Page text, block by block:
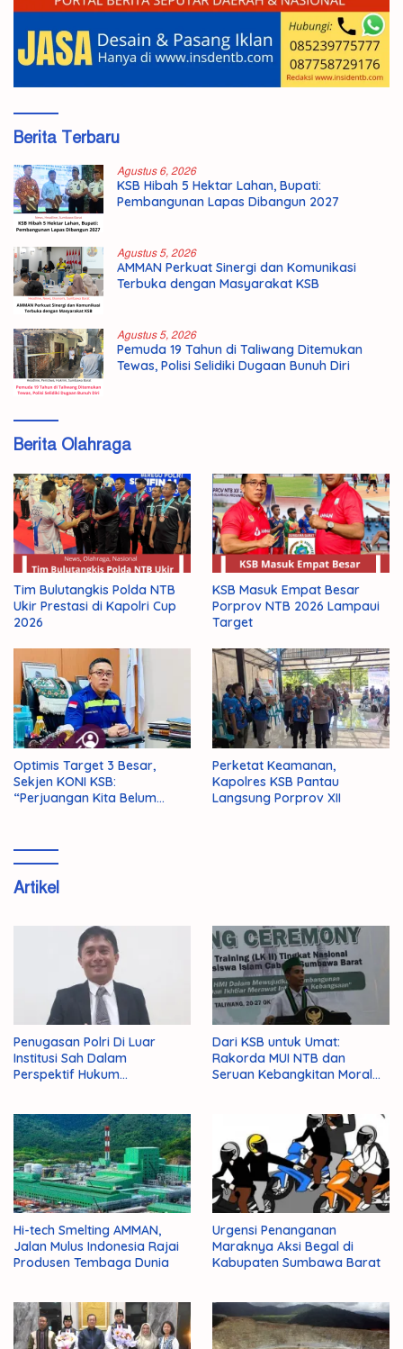
Berita Terbaru
Agustus 6, 2026
KSB Hibah 5 Hektar Lahan, Bupati:
Pembangunan Lapas Dibangun 2027
Agustus 5, 2026
AMMAN Perkuat Sinergi dan Komunikasi
Terbuka dengan Masyarakat KSB
Agustus 5, 2026
Pemuda 19 Tahun di Taliwang Ditemukan
Tewas, Polisi Selidiki Dugaan Bunuh Diri
Berita Olahraga
Tim Bulutangkis Polda NTB
Ukir Prestasi di Kapolri Cup
2026
KSB Masuk Empat Besar
Porprov NTB 2026 Lampaui
Target
Optimis Target 3 Besar,
Sekjen KONI KSB:
“Perjuangan Kita Belum
Perketat Keamanan,
Kapolres KSB Pantau
Langsung Porprov XII
Artikel
Penugasan Polri Di Luar
Institusi Sah Dalam
Perspektif Hukum
Dari KSB untuk Umat:
Rakorda MUI NTB dan
Seruan Kebangkitan Moral
Hi-tech Smelting AMMAN,
Jalan Mulus Indonesia Rajai
Produsen Tembaga Dunia
Urgensi Penanganan
Maraknya Aksi Begal di
Kabupaten Sumbawa Barat